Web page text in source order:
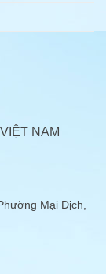
NAM
Mại Dịch,